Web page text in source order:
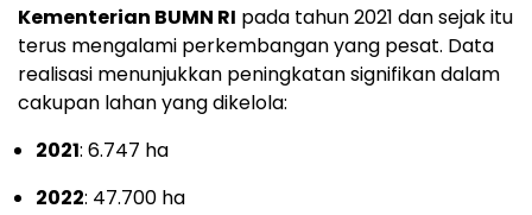
Kementerian BUMN RI pada tahun 2021 dan sejak itu
terus mengalami perkembangan yang pesat. Data
realisasi menunjukkan peningkatan signifikan dalam
cakupan lahan yang dikelola:
2021: 6.747 ha
2022: 47.700 ha